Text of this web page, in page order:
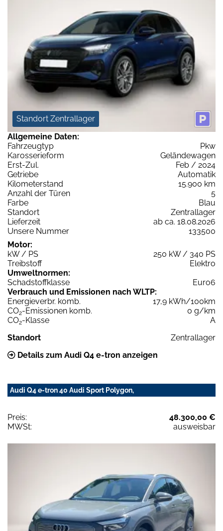
Standort Zentrallager
Allgemeine Daten:
Fahrzeugtyp
Pkw
Karosserieform
Geländewagen
Erst-Zul.
Feb / 2024
Getriebe
Automatik
Kilometerstand
15.900 km
Anzahl der Türen
5
Farbe
Blau
Standort
Zentrallager
Lieferzeit
ab ca. 18.08.2026
Unsere Nummer
133500
Motor:
kW / PS
250 kW / 340 PS
Treibstoff
Elektro
Umweltnormen:
Schadstoffklasse
Euro6
Verbrauch und Emissionen nach WLTP:
Energieverbr. komb.
17,9 kWh/100km
CO2-Emissionen komb.
0 g/km
CO2-Klasse
A
Standort
Zentrallager
Details zum Audi Q4 e-tron anzeigen
Audi Q4 e-tron 40 Audi Sport Polygon,
Preis:
48.300,00 €
MWSt:
ausweisbar